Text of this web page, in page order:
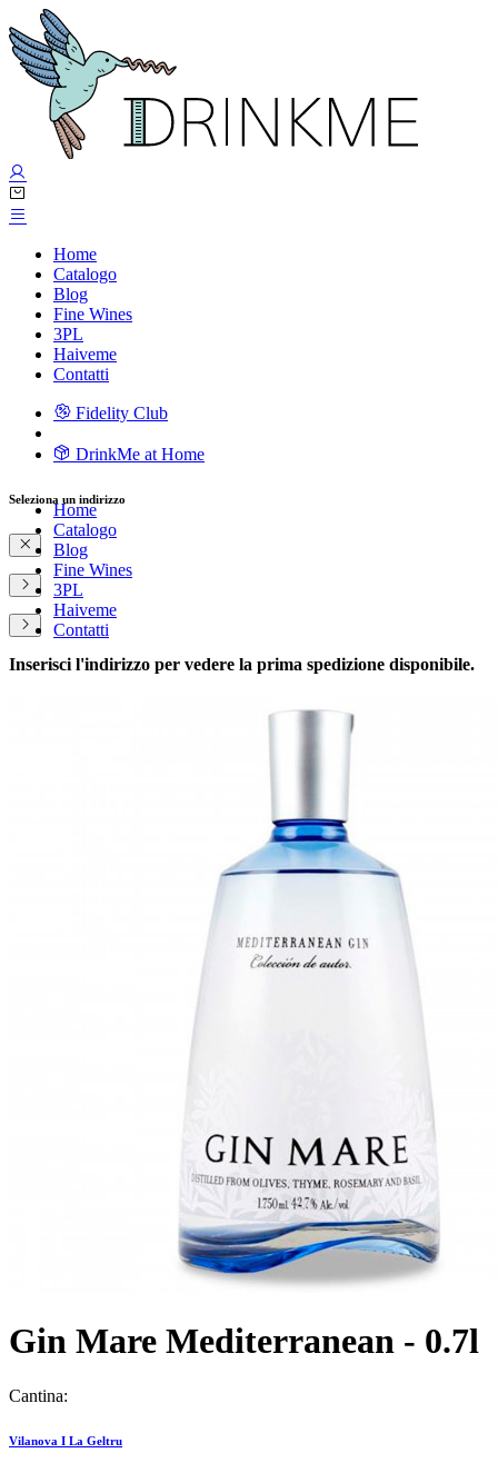
Home
Catalogo
Blog
Fine Wines
3PL
Haiveme
Contatti
Fidelity Club
DrinkMe at Home
Home
Catalogo
Blog
Fine Wines
3PL
Haiveme
Contatti
Seleziona un indirizzo
Inserisci l'indirizzo per vedere la prima spedizione disponibile.
Gin Mare Mediterranean - 0.7l
Cantina:
Vilanova I La Geltru